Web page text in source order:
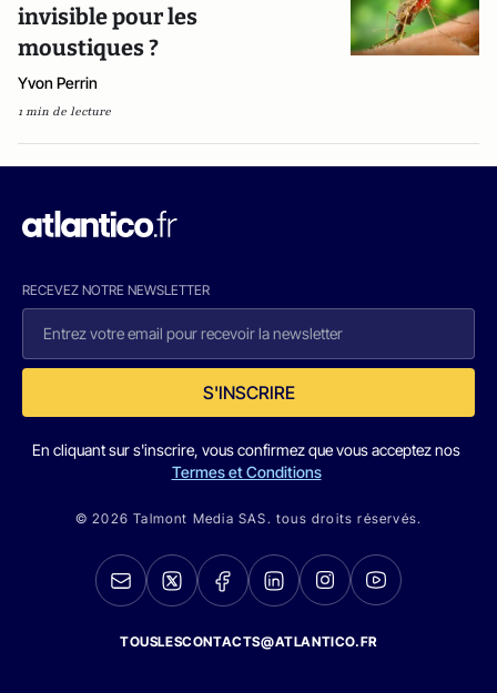
invisible pour les
moustiques ?
Yvon Perrin
1 min de lecture
RECEVEZ NOTRE NEWSLETTER
S'INSCRIRE
En cliquant sur s'inscrire, vous confirmez que vous acceptez nos
Termes et Conditions
© 2026 Talmont Media SAS. tous droits réservés.
TOUSLESCONTACTS@ATLANTICO.FR